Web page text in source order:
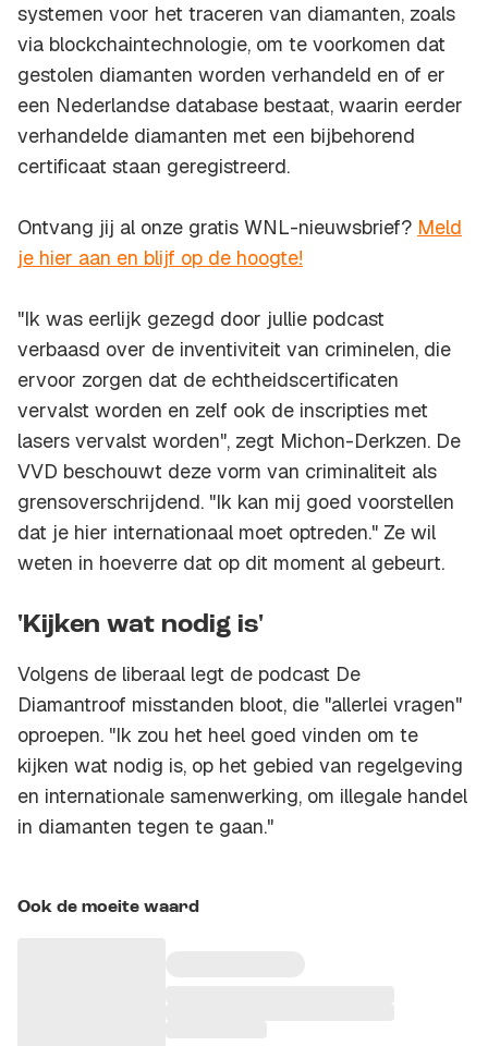
systemen voor het traceren van diamanten, zoals
via blockchaintechnologie, om te voorkomen dat
gestolen diamanten worden verhandeld en of er
een Nederlandse database bestaat, waarin eerder
verhandelde diamanten met een bijbehorend
certificaat staan geregistreerd.
Ontvang jij al onze gratis WNL-nieuwsbrief? Meld
je hier aan en blijf op de hoogte!
"Ik was eerlijk gezegd door jullie podcast
verbaasd over de inventiviteit van criminelen, die
ervoor zorgen dat de echtheidscertificaten
vervalst worden en zelf ook de inscripties met
lasers vervalst worden", zegt Michon-Derkzen. De
VVD beschouwt deze vorm van criminaliteit als
grensoverschrijdend. "Ik kan mij goed voorstellen
dat je hier internationaal moet optreden." Ze wil
weten in hoeverre dat op dit moment al gebeurt.
'Kijken wat nodig is'
Volgens de liberaal legt de podcast De
Diamantroof misstanden bloot, die "allerlei vragen"
oproepen. "Ik zou het heel goed vinden om te
kijken wat nodig is, op het gebied van regelgeving
en internationale samenwerking, om illegale handel
in diamanten tegen te gaan."
Ook de moeite waard